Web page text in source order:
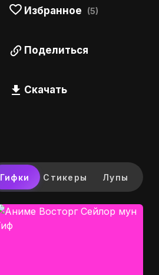
Избранное (5)
Поделиться
Скачать
Гифки Стикеры Лупы